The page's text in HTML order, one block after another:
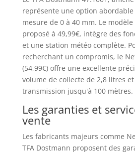
représente une option abordable
mesure de 0 à 40 mm. Le
proposé à 49,99€, intègre des
et une station météo complète.
recherchant un compromis, le
(54,99€) offre une excellente
volume de collecte de 2,8 litres
transmission jusqu'à 100 mètres.
Les garanties et
vente
Les fabricants majeurs comme
TFA Dostmann proposent des